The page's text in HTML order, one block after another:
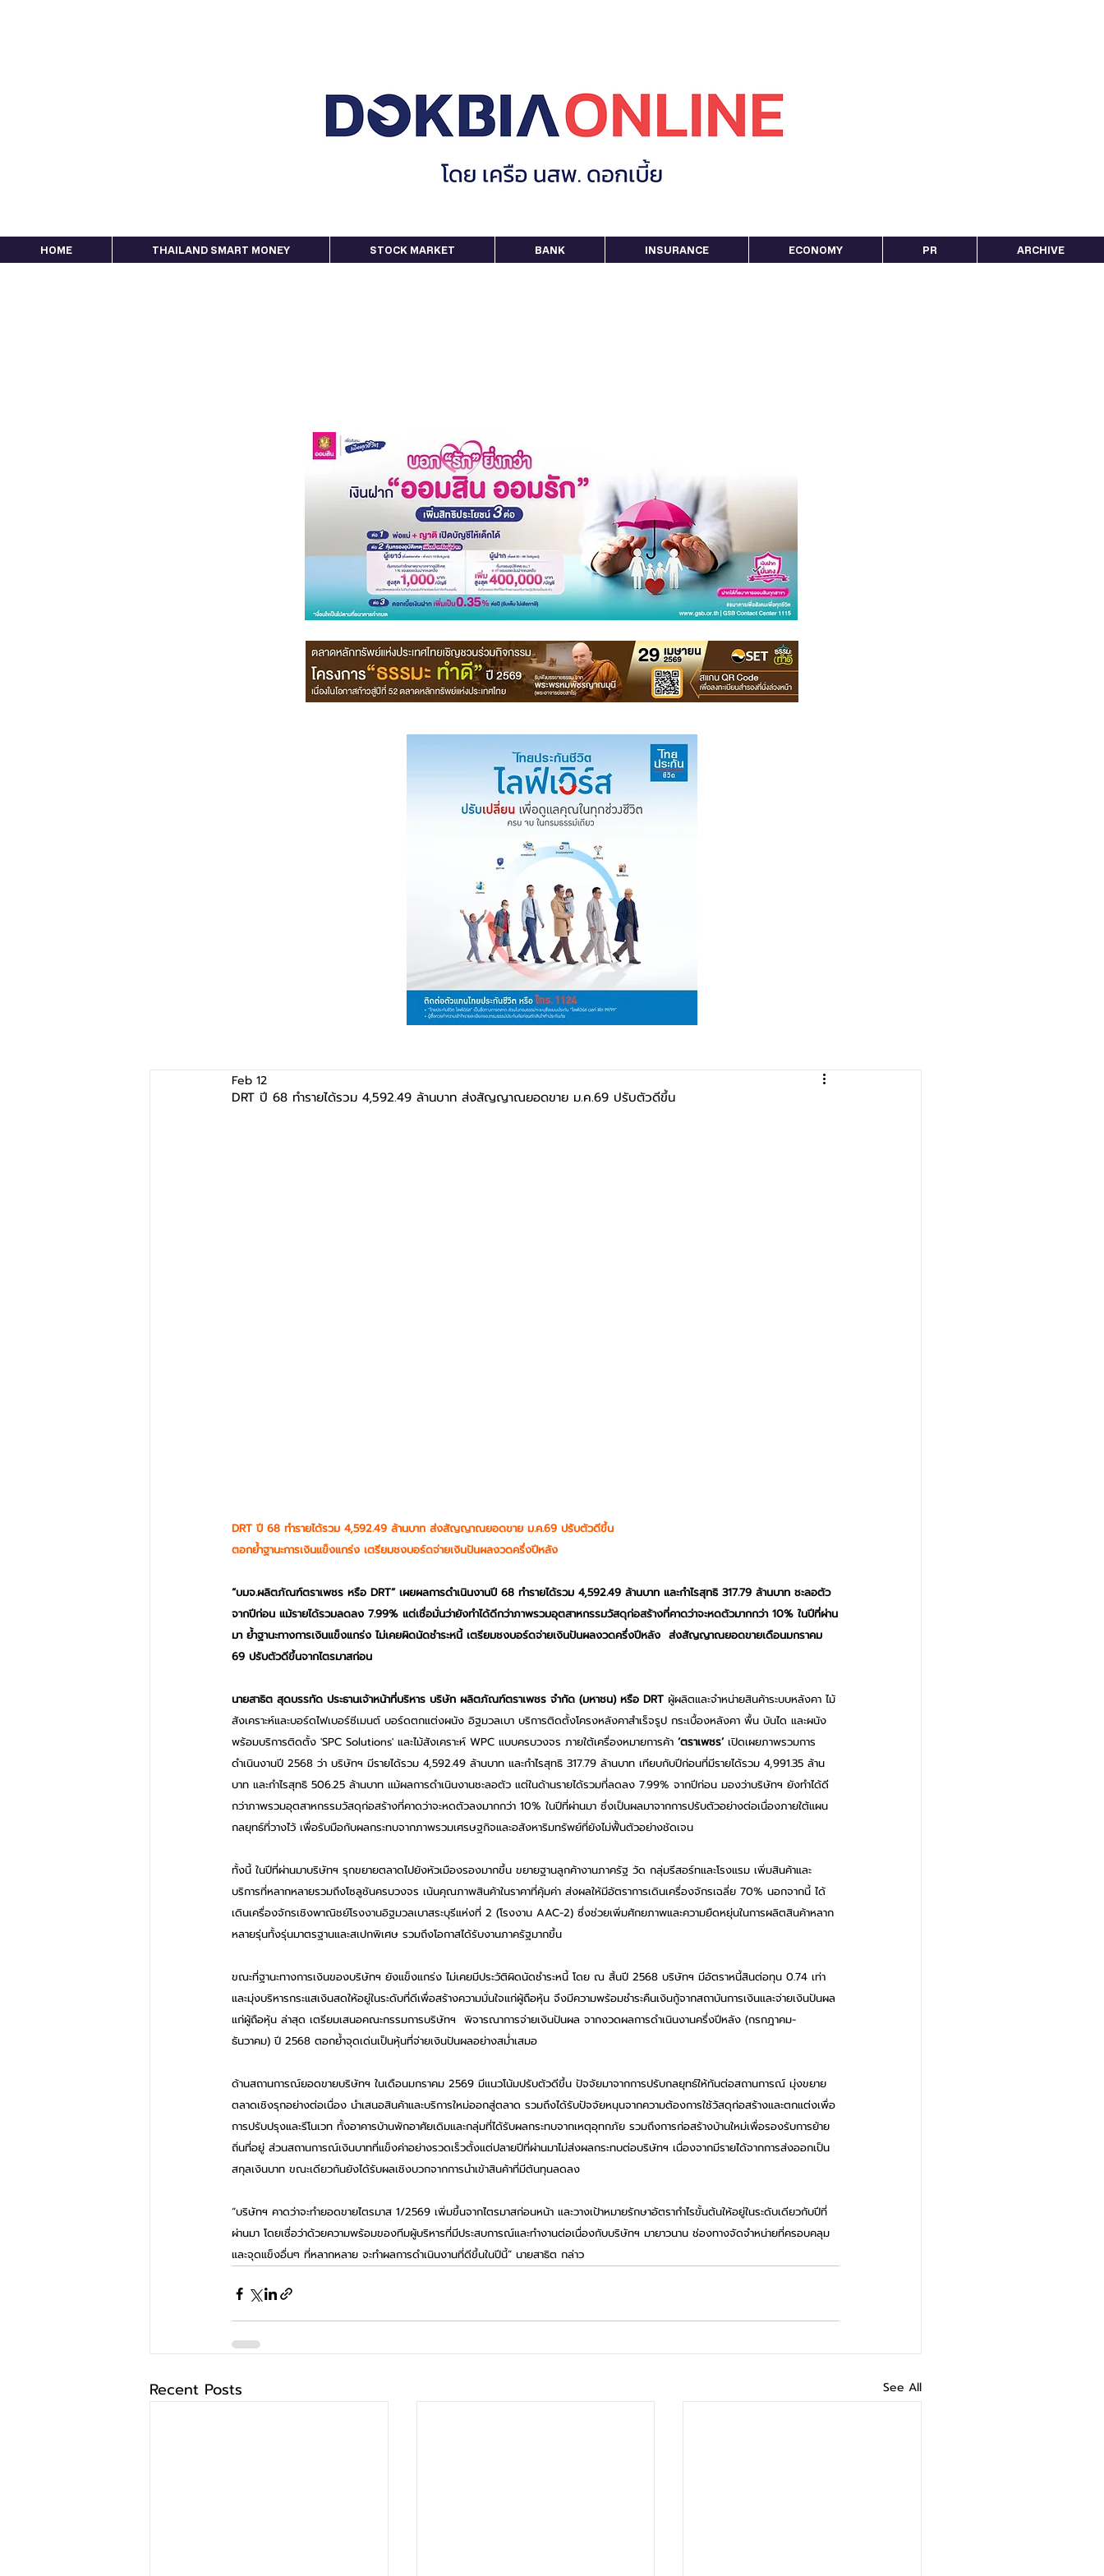
HOME THAILAND SMART MONEY STOCK MARKET BANK INSURANCE ECONOMY PR ARCHIVE
DRT ปี 68 ทำรายได้รวม 4,592.49 ล้านบาท ส่งสัญญาณยอดขาย ม.ค.69 ปรับตัวดีขึ้น
Feb 12
DRT ปี 68 ทำรายได้รวม 4,592.49 ล้านบาท ส่งสัญญาณยอดขาย ม.ค.69 ปรับตัวดีขึ้น
ตอกย้ำฐานะการเงินแข็งแกร่ง เตรียมชงบอร์ดจ่ายเงินปันผลงวดครึ่งปีหลัง
“บมจ.ผลิตภัณฑ์ตราเพชร หรือ DRT” เผยผลการดำเนินงานปี 68 ทำรายได้รวม 4,592.49 ล้านบาท และกำไรสุทธิ 317.79 ล้านบาท ชะลอตัว
จากปีก่อน แม้รายได้รวมลดลง 7.99% แต่เชื่อมั่นว่ายังทำได้ดีกว่าภาพรวมอุตสาหกรรมวัสดุก่อสร้างที่คาดว่าจะหดตัวมากกว่า 10% ในปีที่ผ่าน
มา ย้ำฐานะทางการเงินแข็งแกร่ง ไม่เคยผิดนัดชำระหนี้ เตรียมชงบอร์ดจ่ายเงินปันผลงวดครึ่งปีหลัง  ส่งสัญญาณยอดขายเดือนมกราคม
69 ปรับตัวดีขึ้นจากไตรมาสก่อน
นายสาธิต สุดบรรทัด ประธานเจ้าหน้าที่บริหาร บริษัท ผลิตภัณฑ์ตราเพชร จำกัด (มหาชน) หรือ DRT ผู้ผลิตและจำหน่ายสินค้าระบบหลังคา ไม้
สังเคราะห์และบอร์ดไฟเบอร์ซีเมนต์ บอร์ดตกแต่งผนัง อิฐมวลเบา บริการติดตั้งโครงหลังคาสำเร็จรูป กระเบื้องหลังคา พื้น บันได และผนัง
พร้อมบริการติดตั้ง 'SPC Solutions' และไม้สังเคราะห์ WPC แบบครบวงจร ภายใต้เครื่องหมายการค้า ‘ตราเพชร’ เปิดเผยภาพรวมการ
ดำเนินงานปี 2568 ว่า บริษัทฯ มีรายได้รวม 4,592.49 ล้านบาท และกำไรสุทธิ 317.79 ล้านบาท เทียบกับปีก่อนที่มีรายได้รวม 4,991.35 ล้าน
บาท และกำไรสุทธิ 506.25 ล้านบาท แม้ผลการดำเนินงานชะลอตัว แต่ในด้านรายได้รวมที่ลดลง 7.99% จากปีก่อน มองว่าบริษัทฯ ยังทำได้ดี
กว่าภาพรวมอุตสาหกรรมวัสดุก่อสร้างที่คาดว่าจะหดตัวลงมากกว่า 10% ในปีที่ผ่านมา ซึ่งเป็นผลมาจากการปรับตัวอย่างต่อเนื่องภายใต้แผน
กลยุทธ์ที่วางไว้ เพื่อรับมือกับผลกระทบจากภาพรวมเศรษฐกิจและอสังหาริมทรัพย์ที่ยังไม่ฟื้นตัวอย่างชัดเจน
ทั้งนี้ ในปีที่ผ่านมาบริษัทฯ รุกขยายตลาดไปยังหัวเมืองรองมากขึ้น ขยายฐานลูกค้างานภาครัฐ วัด กลุ่มรีสอร์ทและโรงแรม เพิ่มสินค้าและ
บริการที่หลากหลายรวมถึงโซลูชันครบวงจร เน้นคุณภาพสินค้าในราคาที่คุ้มค่า ส่งผลให้มีอัตราการเดินเครื่องจักรเฉลี่ย 70% นอกจากนี้ ได้
เดินเครื่องจักรเชิงพาณิชย์โรงงานอิฐมวลเบาสระบุรีแห่งที่ 2 (โรงงาน AAC-2) ซึ่งช่วยเพิ่มศักยภาพและความยืดหยุ่นในการผลิตสินค้าหลาก
หลายรุ่นทั้งรุ่นมาตรฐานและสเปกพิเศษ รวมถึงโอกาสได้รับงานภาครัฐมากขึ้น
ขณะที่ฐานะทางการเงินของบริษัทฯ ยังแข็งแกร่ง ไม่เคยมีประวัติผิดนัดชำระหนี้ โดย ณ สิ้นปี 2568 บริษัทฯ มีอัตราหนี้สินต่อทุน 0.74 เท่า
และมุ่งบริหารกระแสเงินสดให้อยู่ในระดับที่ดีเพื่อสร้างความมั่นใจแก่ผู้ถือหุ้น จึงมีความพร้อมชำระคืนเงินกู้จากสถาบันการเงินและจ่ายเงินปันผล
แก่ผู้ถือหุ้น ล่าสุด เตรียมเสนอคณะกรรมการบริษัทฯ  พิจารณาการจ่ายเงินปันผล จากงวดผลการดำเนินงานครึ่งปีหลัง (กรกฎาคม-
ธันวาคม) ปี 2568 ตอกย้ำจุดเด่นเป็นหุ้นที่จ่ายเงินปันผลอย่างสม่ำเสมอ
ด้านสถานการณ์ยอดขายบริษัทฯ ในเดือนมกราคม 2569 มีแนวโน้มปรับตัวดีขึ้น ปัจจัยมาจากการปรับกลยุทธ์ให้ทันต่อสถานการณ์ มุ่งขยาย
ตลาดเชิงรุกอย่างต่อเนื่อง นำเสนอสินค้าและบริการใหม่ออกสู่ตลาด รวมถึงได้รับปัจจัยหนุนจากความต้องการใช้วัสดุก่อสร้างและตกแต่งเพื่อ
การปรับปรุงและรีโนเวท ทั้งอาคารบ้านพักอาศัยเดิมและกลุ่มที่ได้รับผลกระทบจากเหตุอุทกภัย รวมถึงการก่อสร้างบ้านใหม่เพื่อรองรับการย้าย
ถิ่นที่อยู่ ส่วนสถานการณ์เงินบาทที่แข็งค่าอย่างรวดเร็วตั้งแต่ปลายปีที่ผ่านมาไม่ส่งผลกระทบต่อบริษัทฯ เนื่องจากมีรายได้จากการส่งออกเป็น
สกุลเงินบาท ขณะเดียวกันยังได้รับผลเชิงบวกจากการนำเข้าสินค้าที่มีต้นทุนลดลง
“บริษัทฯ คาดว่าจะทำยอดขายไตรมาส 1/2569 เพิ่มขึ้นจากไตรมาสก่อนหน้า และวางเป้าหมายรักษาอัตรากำไรขั้นต้นให้อยู่ในระดับเดียวกับปีที่
ผ่านมา โดยเชื่อว่าด้วยความพร้อมของทีมผู้บริหารที่มีประสบการณ์และทำงานต่อเนื่องกับบริษัทฯ มายาวนาน ช่องทางจัดจำหน่ายที่ครอบคลุม
และจุดแข็งอื่นๆ ที่หลากหลาย จะทำผลการดำเนินงานที่ดีขึ้นในปีนี้” นายสาธิต กล่าว
Recent Posts See All